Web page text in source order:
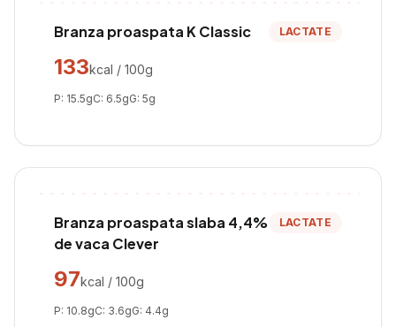
Branza proaspata K Classic LACTATE
133kcal / 100g
P: 15.5gC: 6.5gG: 5g
Branza proaspata slaba 4,4%
de vaca Clever
LACTATE
97kcal / 100g
P: 10.8gC: 3.6gG: 4.4g